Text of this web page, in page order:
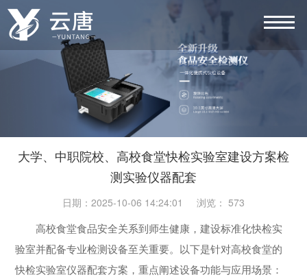
大学、中职院校、高校食堂快检实验室建设方案检
测实验仪器配套
日期：2025-10-06 14:24:01 浏览： 573
高校食堂食品安全关系到师生健康，建设标准化快检实
验室并配备专业检测设备至关重要。以下是针对高校食堂的
快检实验室仪器配套方案，重点阐述设备功能与应用场景：